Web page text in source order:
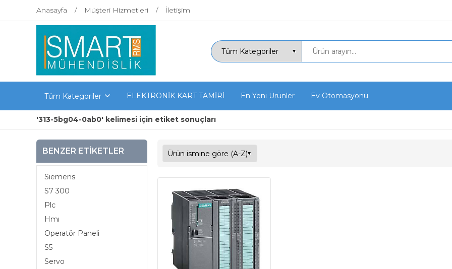
Anasayfa Müşteri Hizmetleri İletişim
Tüm Kategoriler ELEKTRONİK KART TAMİRİ En Yeni Ürünler Ev Otomasyonu
'313-5bg04-0ab0' kelimesi için etiket sonuçları
BENZER ETIKETLER
Sıemens
S7 300
Plc
Hmı
Operatör Paneli
S5
Servo